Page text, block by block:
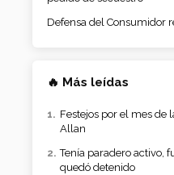
Defensa del Consumidor
🔥 Más leídas
Festejos por el mes de
Allan
Tenía paradero activo,
quedó detenido